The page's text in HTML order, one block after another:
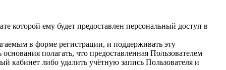
которой ему будет предоставлен персональный доступ в
в форме регистрации, и поддерживать эту
полагать, что предоставленная Пользователем
кабинет либо удалить учётную запись Пользователя и